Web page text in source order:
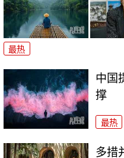
最热
中国
撑
最热
多措